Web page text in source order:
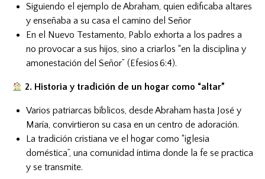
Siguiendo el ejemplo de Abraham, quien edificaba altares
y enseñaba a su casa el camino del Señor
En el Nuevo Testamento, Pablo exhorta a los padres a
no provocar a sus hijos, sino a criarlos “en la disciplina y
amonestación del Señor” (Efesios 6:4).
2. Historia y tradición de un hogar como “altar”
Varios patriarcas bíblicos, desde Abraham hasta José y
María, convirtieron su casa en un centro de adoración.
La tradición cristiana ve el hogar como “iglesia
doméstica”, una comunidad íntima donde la fe se practica
y se transmite.